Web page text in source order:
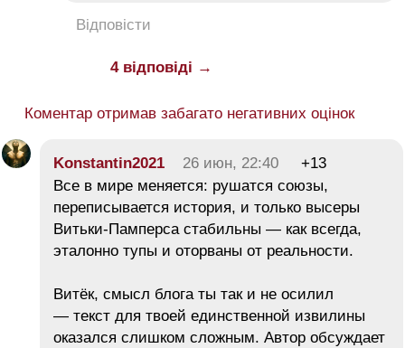
Відповісти
4 відповіді →
Коментар отримав забагато негативних оцінок
Konstantin2021 26 июн, 22:40
+13
Все в мире меняется: рушатся союзы,
переписывается история, и только высеры
Витьки-Памперса стабильны — как всегда,
эталонно тупы и оторваны от реальности.
​Витёк, смысл блога ты так и не осилил
— текст для твоей единственной извилины
оказался слишком сложным. Автор обсуждает